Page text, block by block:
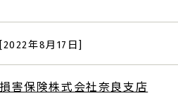
[2022年8月17日]
害保険株式会社奈良支店